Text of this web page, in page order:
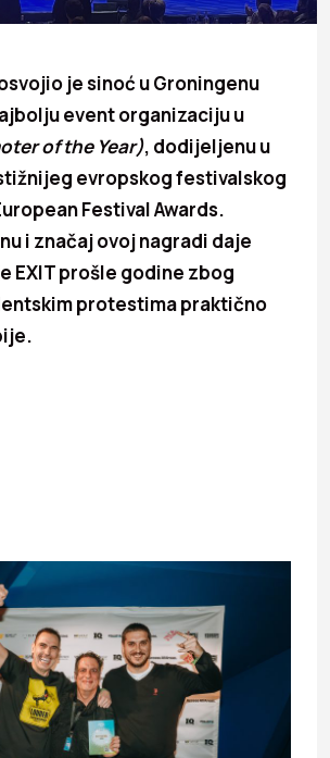
je sinoć u Groningenu
event organizaciju u
of the Year), dodijeljenu u
evropskog festivalskog
Festival Awards.
i značaj ovoj nagradi daje
EXIT prošle godine zbog
protestima praktično